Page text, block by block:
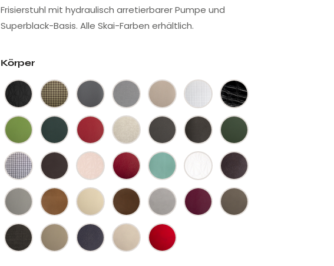
Frisierstuhl mit hydraulisch arretierbarer Pumpe und
Superblack-Basis. Alle Skai-Farben erhältlich.
Körper